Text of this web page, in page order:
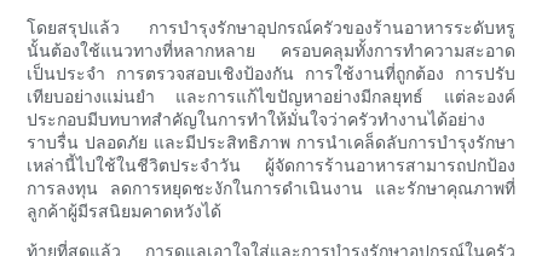
โดยสรุปแล้ว การบำรุงรักษาอุปกรณ์ครัวของร้านอาหารระดับหรู
นั้นต้องใช้แนวทางที่หลากหลาย ครอบคลุมทั้งการทำความสะอาด
เป็นประจำ การตรวจสอบเชิงป้องกัน การใช้งานที่ถูกต้อง การปรับ
เทียบอย่างแม่นยำ และการแก้ไขปัญหาอย่างมีกลยุทธ์ แต่ละองค์
ประกอบมีบทบาทสำคัญในการทำให้มั่นใจว่าครัวทำงานได้อย่าง
ราบรื่น ปลอดภัย และมีประสิทธิภาพ การนำเคล็ดลับการบำรุงรักษา
เหล่านี้ไปใช้ในชีวิตประจำวัน ผู้จัดการร้านอาหารสามารถปกป้อง
การลงทุน ลดการหยุดชะงักในการดำเนินงาน และรักษาคุณภาพที่
ลูกค้าผู้มีรสนิยมคาดหวังได้
ท้ายที่สุดแล้ว การดูแลเอาใจใส่และการบำรุงรักษาอุปกรณ์ในครัว